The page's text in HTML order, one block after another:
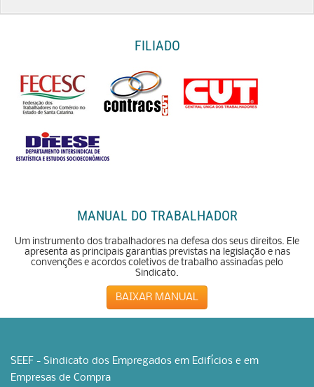
FILIADO
MANUAL DO TRABALHADOR
Um instrumento dos trabalhadores na defesa dos seus direitos. Ele
apresenta as principais garantias previstas na legislação e nas
convenções e acordos coletivos de trabalho assinadas pelo
Sindicato.
BAIXAR MANUAL
SEEF - Sindicato dos Empregados em Edifícios e em
Empresas de Compra